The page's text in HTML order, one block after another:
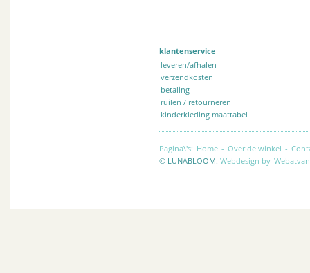
klantenservice
leveren/afhalen
verzendkosten
betaling
ruilen / retourneren
kinderkleding maattabel
Pagina\'s: Home - Over de winkel -
© LUNABLOOM. Webdesign by